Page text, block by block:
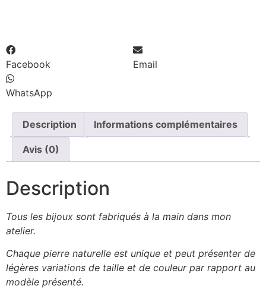
Facebook Email
WhatsApp
Description Informations complémentaires
Avis (0)
Description
Tous les bijoux sont fabriqués à la main dans mon
atelier.
Chaque pierre naturelle est unique et peut présenter de
légères variations de taille et de couleur par rapport au
modèle présenté.